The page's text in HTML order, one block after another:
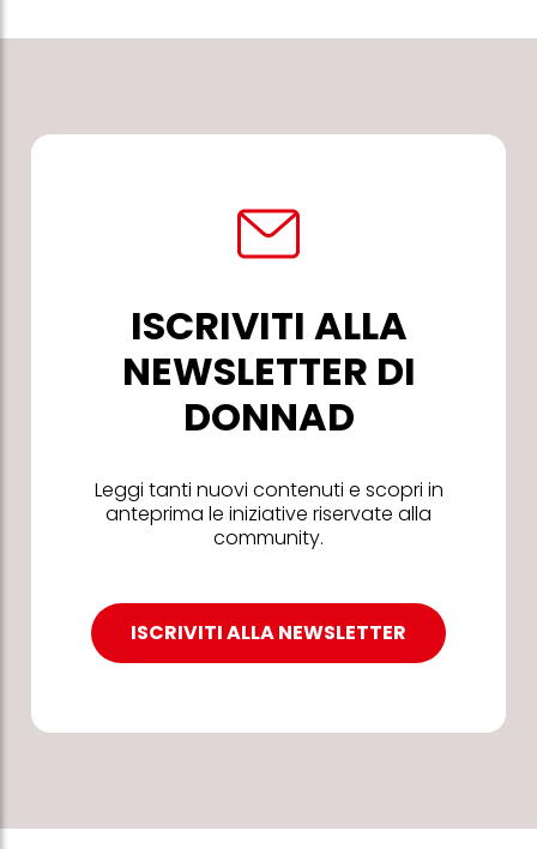
ISCRIVITI ALLA
NEWSLETTER DI
DONNAD
Leggi tanti nuovi contenuti e scopri in
anteprima le iniziative riservate alla
community.
ISCRIVITI ALLA NEWSLETTER